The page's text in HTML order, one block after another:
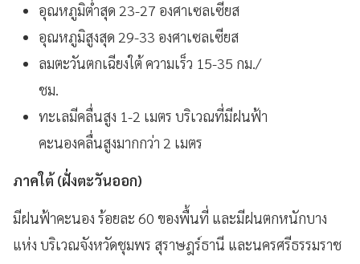
อุณหภูมิต่ำสุด 23-27 องศาเซลเซียส
อุณหภูมิสูงสุด 29-33 องศาเซลเซียส
ลมตะวันตกเฉียงใต้ ความเร็ว 15-35 กม./
ชม.
ทะเลมีคลื่นสูง 1-2 เมตร บริเวณที่มีฝนฟ้า
คะนองคลื่นสูงมากกว่า 2 เมตร
ภาคใต้ (ฝั่งตะวันออก)
มีฝนฟ้าคะนอง ร้อยละ 60 ของพื้นที่ และมีฝนตกหนักบาง
แห่ง บริเวณจังหวัดชุมพร สุราษฎร์ธานี และนครศรีธรรมราช